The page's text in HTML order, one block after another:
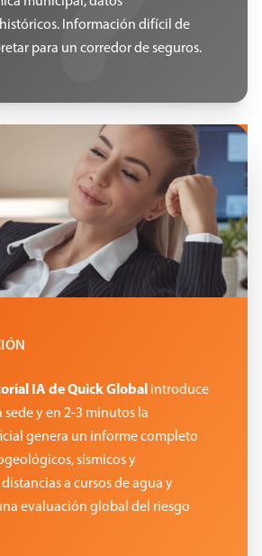
Información difícil de
para un corredor de seguros.
IA de Quick Global introduce
y en 2-3 minutos la
genera un informe completo
sísmicos y
a cursos de agua y
evaluación global del riesgo